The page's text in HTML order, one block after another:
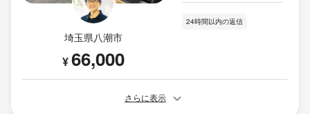
埼玉県八潮市
¥66,000
24時間以内の返信
さらに表示